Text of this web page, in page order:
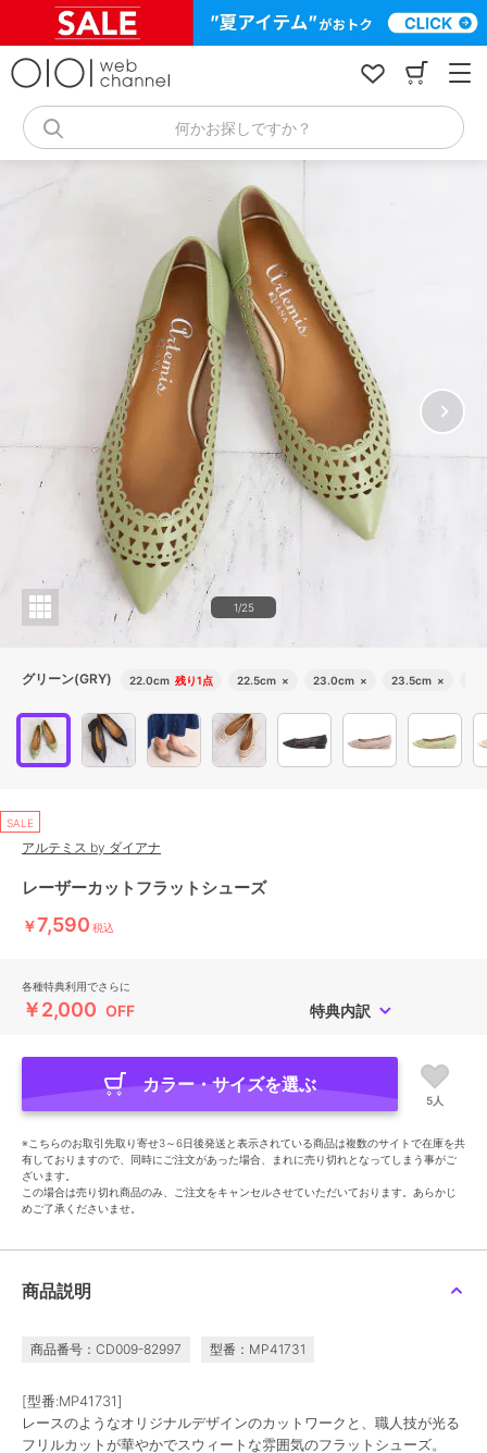
キ
何かお探しですか？
1/25
グリーン(GRY) 22.0cm 残り1点 22.5cm × 23.0cm × 23.5cm ×
SALE
アルテミス by ダイアナ
レーザーカットフラットシューズ
￥7,590 税込
各種特典利用でさらに
￥2,000 OFF 特典内訳
カラー・サイズを選ぶ
5人
※こちらのお取引先取り寄せ3～6日後発送と表示されている商品は複数のサイトで在庫を共
有しておりますので、同時にご注文があった場合、まれに売り切れとなってしまう事がご
ざいます。
この場合は売り切れ商品のみ、ご注文をキャンセルさせていただいております。あらかじ
めご了承くださいませ。
商品説明
商品番号：CD009-82997 型番：MP41731
[型番:MP41731]
レースのようなオリジナルデザインのカットワークと、職人技が光る
フリルカットが華やかでスウィートな雰囲気のフラットシューズ。